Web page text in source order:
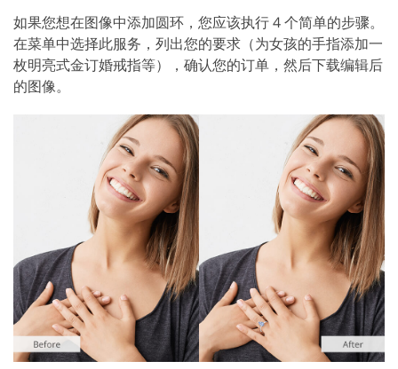
如果您想在图像中添加圆环，您应该执行 4 个简单的步骤。
在菜单中选择此服务，列出您的要求（为女孩的手指添加一
枚明亮式金订婚戒指等），确认您的订单，然后下载编辑后
的图像。